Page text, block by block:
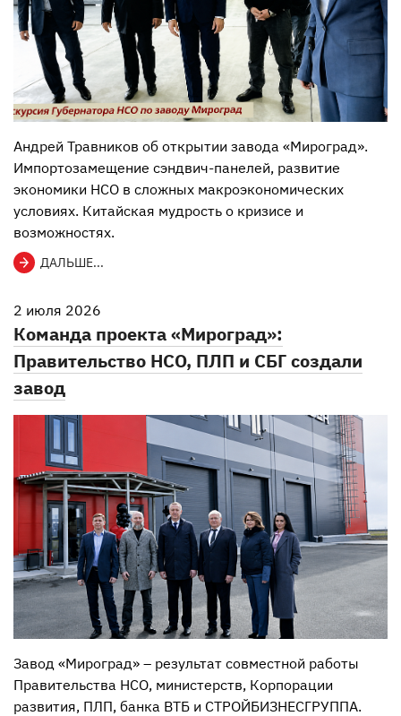
Андрей Травников об открытии завода «Мироград».
Импортозамещение сэндвич-панелей, развитие
экономики НСО в сложных макроэкономических
условиях. Китайская мудрость о кризисе и
возможностях.
ДАЛЬШЕ...
2 июля 2026
Команда проекта «Мироград»:
Правительство НСО, ПЛП и СБГ создали
завод
Завод «Мироград» – результат совместной работы
Правительства НСО, министерств, Корпорации
развития, ПЛП, банка ВТБ и СТРОЙБИЗНЕСГРУППА.